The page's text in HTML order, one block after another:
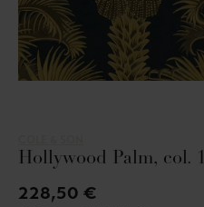
Hollywood Palm, col. 1
228,50 €